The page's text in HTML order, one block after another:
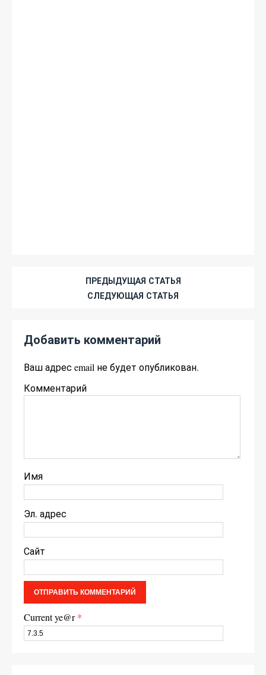
ПРЕДЫДУЩАЯ СТАТЬЯ
СЛЕДУЮЩАЯ СТАТЬЯ
Добавить комментарий
Ваш адрес email не будет опубликован.
Комментарий
Имя
Эл. адрес
Сайт
Current ye@r*